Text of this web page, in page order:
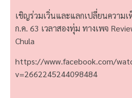
เชิญร่วมเวิ่นและแลกเปลี่ยนความ
ก.ค. 63 เวลาสองทุ่ม ทางเพจ
Chula
https://www.facebook.com/
v=2662245244098484